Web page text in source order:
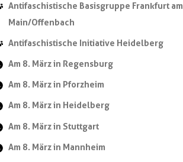
Antifaschistische Basisgruppe Frankfurt am
Main/Offenbach
Antifaschistische Initiative Heidelberg
Am 8. März in Regensburg
Am 8. März in Pforzheim
Am 8. März in Heidelberg
Am 8. März in Stuttgart
Am 8. März in Mannheim